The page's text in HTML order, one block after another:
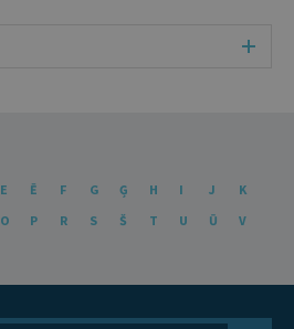
E Ē F G Ģ H I J
K
O P R S Š T U Ū
V